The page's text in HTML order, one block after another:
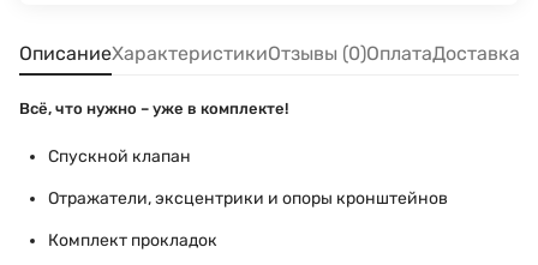
ОписаниеХарактеристикиОтзывы (0)ОплатаДоставка
Всё, что нужно – уже в комплекте!
Спускной клапан
Отражатели, эксцентрики и опоры кронштейнов
Комплект прокладок